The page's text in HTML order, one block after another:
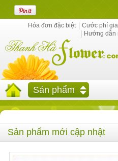
Hóa đơn đặc biệt Cước phí
Hướng dẫn
Sản phẩm
Sản phẩm mới cập nhật